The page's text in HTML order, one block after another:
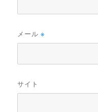
メール※
サイト